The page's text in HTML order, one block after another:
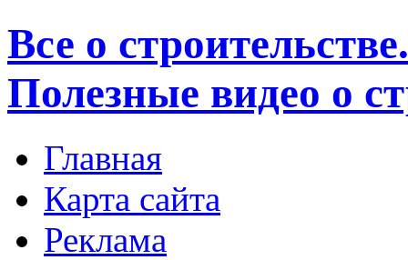
Все о
Полезные видео о
Главная
Карта сайта
Реклама